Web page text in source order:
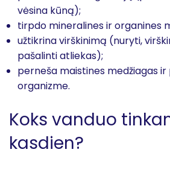
vėsina kūną);
tirpdo mineralines ir organines
užtikrina virškinimą (nuryti,
pašalinti atliekas);
perneša maistines medžiagas
organizme.
Koks vanduo
kasdien?